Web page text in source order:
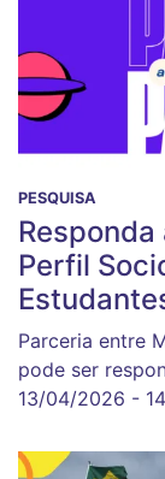
PESQUISA
Perfil
Parceria entre
pode ser
13/04/2026 -